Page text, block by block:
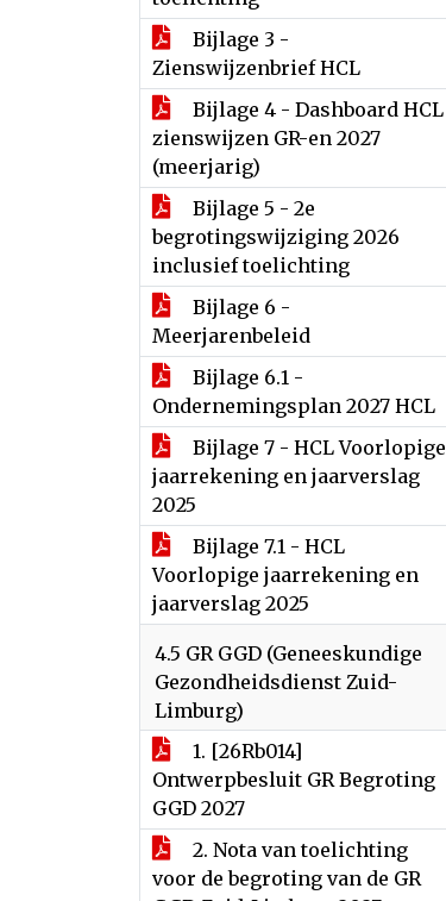
Bijlage 3 -
Zienswijzenbrief HCL
Bijlage 4 - Dashboard HCL
zienswijzen GR-en 2027
(meerjarig)
Bijlage 5 - 2e
begrotingswijziging 2026
inclusief toelichting
Bijlage 6 -
Meerjarenbeleid
Bijlage 6.1 -
Ondernemingsplan 2027 HCL
Bijlage 7 - HCL Voorlopige
jaarrekening en jaarverslag
2025
Bijlage 7.1 - HCL
Voorlopige jaarrekening en
jaarverslag 2025
4.5 GR GGD (Geneeskundige
Gezondheidsdienst Zuid-
Limburg)
1. [26Rb014]
Ontwerpbesluit GR Begroting
GGD 2027
2. Nota van toelichting
voor de begroting van de GR